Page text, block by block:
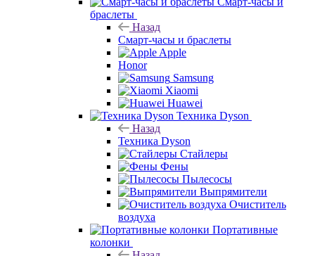
браслеты
Назад
Смарт-часы и браслеты
Apple
Honor
Samsung
Xiaomi
Huawei
Техника Dyson
Назад
Техника Dyson
Стайлеры
Фены
Пылесосы
Выпрямители
Очиститель
воздуха
Портативные
колонки